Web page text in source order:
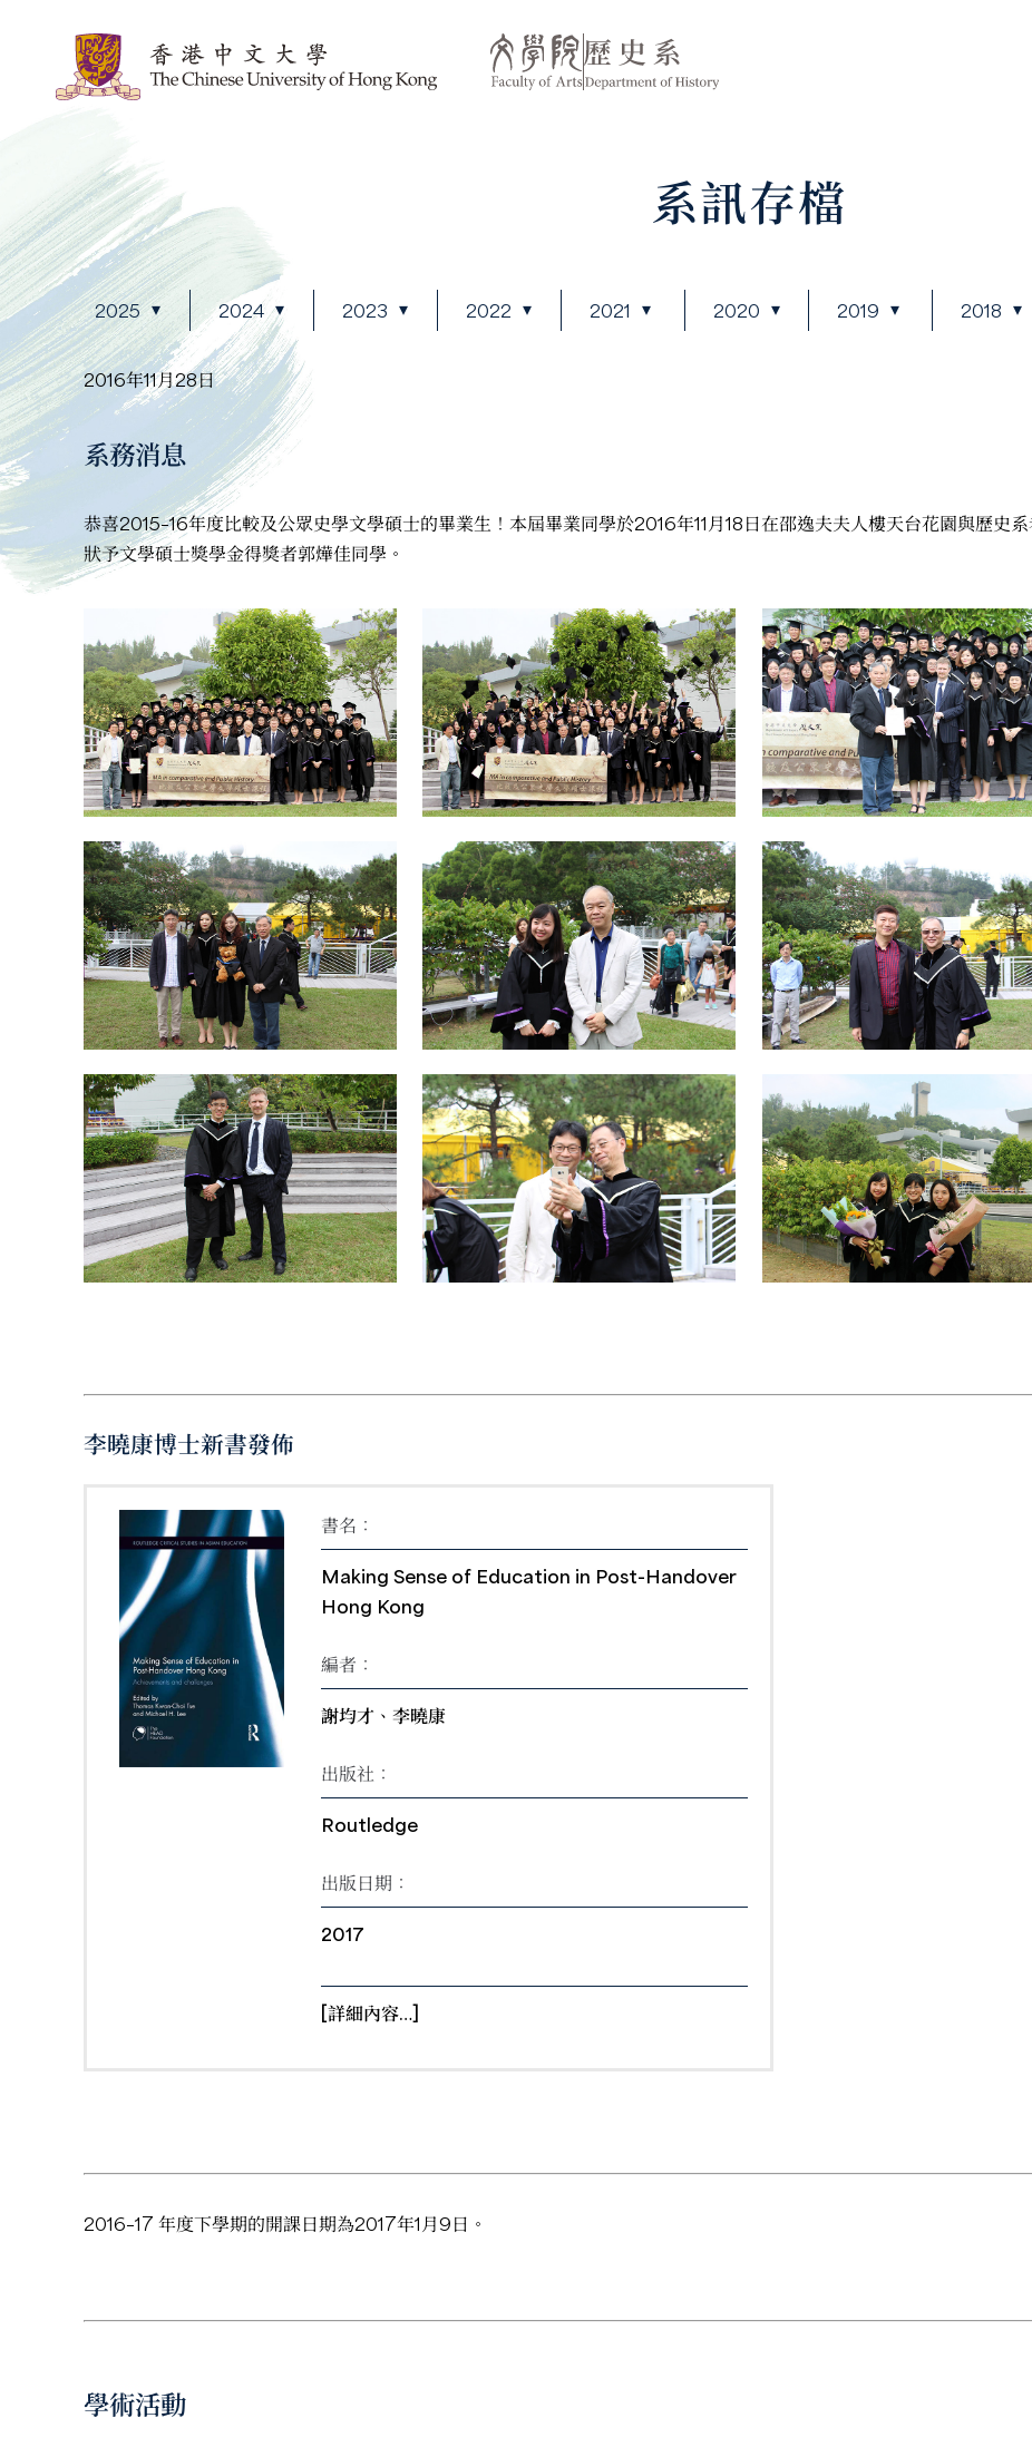
系訊存檔
2025 2024 2023 2022 2021 2020 2019 2018
2016年11月28日
系務消息
恭喜2015–16年度比較及公眾史學文學碩士的畢業生！本屆畢業同學於2016年11月18日在邵逸夫夫人樓天台花園與歷史
狀予文學碩士獎學金得獎者郭燁佳同學。
李曉康博士新書發佈
書名：
Making Sense of Education in Post-Handover
Hong Kong
編者：
謝均才、李曉康
出版社：
Routledge
出版日期：
2017
[詳細內容…]
2016–17 年度下學期的開課日期為2017年1月9日。
學術活動